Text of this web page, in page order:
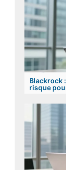
Blackrock
risque